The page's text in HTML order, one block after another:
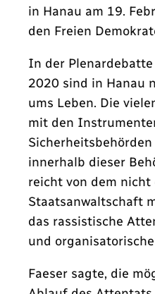
in Hanau am 19.
den Freien
In der Plenardebatte
2020 sind in Hanau
ums Leben. Die
mit den
innerhalb dieser
reicht von dem nicht
Staatsanwaltschaft
das rassistische
und
Faeser sagte, die